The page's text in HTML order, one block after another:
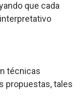
que cada
técnicas
propuestas, tales